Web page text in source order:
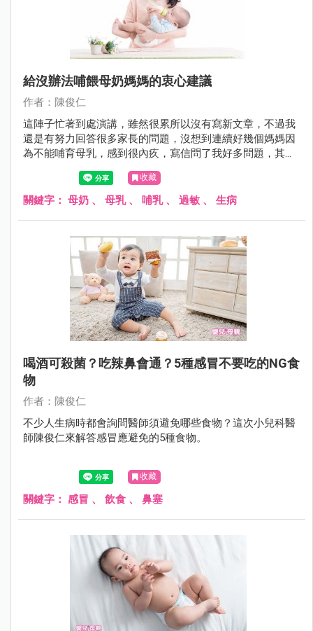
給沒辦法哺餵母奶媽媽的衷心建議
作者：陳俊仁
這陣子忙著到處演講，雖然很累所以沒有寫新文章，不過我
還是有努力回答很多家長的問題，沒想到連續好幾個媽媽因
為不能哺育母乳，感到很內疚，寫信問了我好多問題，其中
也有媽媽因此出現憂鬱傾向，我趁空檔寫下我的看法。
收藏
關鍵字： 母奶 、 母乳、 哺乳、 過敏 、 生病
喝酒可殺菌？吃辣鼻會通？5種感冒不要吃的NG食
物
作者：陳俊仁
不少人生病時都會詢問醫師須避免哪些食物？這次小兒科醫
師陳俊仁來解答感冒應避免的5種食物。
收藏
關鍵字： 感冒 、 飲食 、 鼻塞